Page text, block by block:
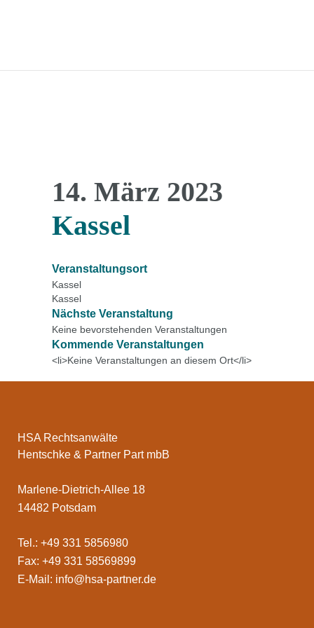
14. März 2023
Kassel
Veranstaltungsort
Kassel
Kassel
Nächste Veranstaltung
Keine bevorstehenden Veranstaltungen
Kommende Veranstaltungen
<li>Keine Veranstaltungen an diesem Ort</li>
HSA Rechtsanwälte
Hentschke & Partner Part mbB
Marlene-Dietrich-Allee 18
14482 Potsdam
Tel.: +49 331 5856980
Fax: +49 331 58569899
E-Mail: info@hsa-partner.de